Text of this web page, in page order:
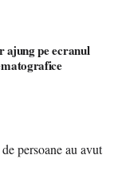
ajung pe ecranul